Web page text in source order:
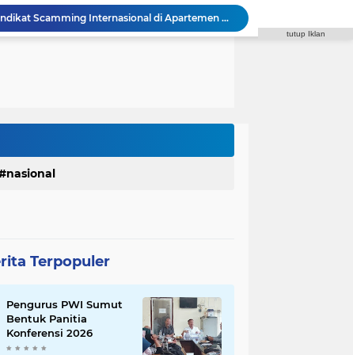
Polda Sumut Bongkar Sindikat Scamming Internasional di Apartemen Medan, Korban Rugi Rp6,7 Miliar
Komisi IV DPRD Medan: Perda PBG Solusi Atasi Kebocoran PAD dan Birokrasi
nasional
Terpopuler
Pengurus PWI Sumut
Bentuk Panitia
Konferensi 2026
tutup Iklan